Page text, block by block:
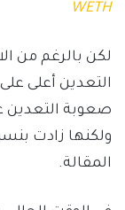
WETH
لكن بالرغم من
التعدين أعلى
المقالة.